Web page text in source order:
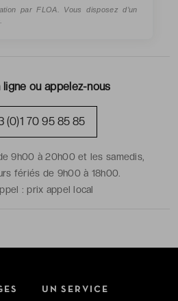
ligne ou appelez-nous
(0)1 70 95 85 85
9h00 à 20h00 et les samedis,
fériés de 9h00 à 18h00.
:prix appel local
par FLOA. Vous disposez d’un
UN SERVICE